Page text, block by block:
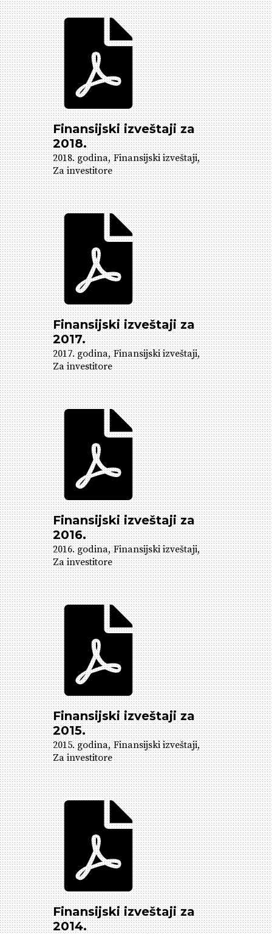
Finansijski izveštaji za
2018.
2018. godina Finansijski izveštaji
Za investitore
Finansijski izveštaji za
2017.
2017. godina Finansijski izveštaji
Za investitore
Finansijski izveštaji za
2016.
2016. godina Finansijski izveštaji
Za investitore
Finansijski izveštaji za
2015.
2015. godina Finansijski izveštaji
Za investitore
Finansijski izveštaji za
2014.